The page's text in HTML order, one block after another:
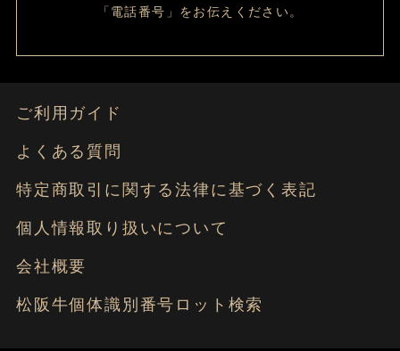
「電話番号」をお伝えください。
ご利用ガイド
よくある質問
特定商取引に関する法律に基づく表記
個人情報取り扱いについて
会社概要
松阪牛個体識別番号ロット検索